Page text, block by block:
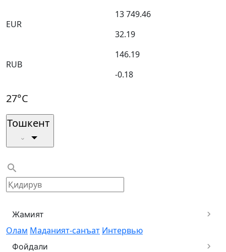
EUR
13 749.46
32.19
RUB
146.19
-0.18
27°C
Тошкент
Жамият
Олам Маданият-санъат Интервью
Фойдали